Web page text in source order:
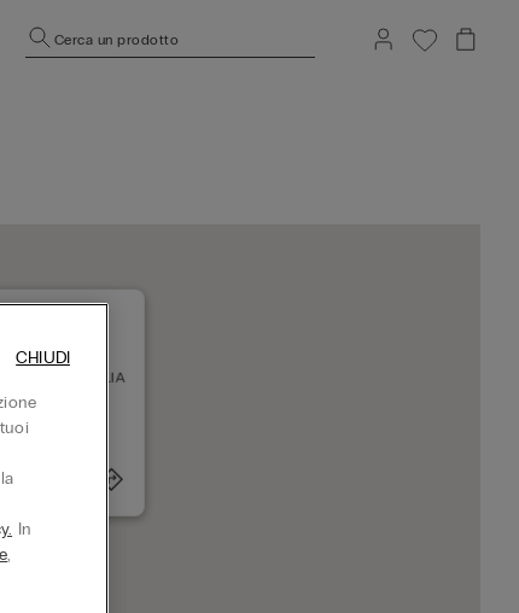
Cerca un prodotto
VIALE ITALIA
In
,
CHIUDI